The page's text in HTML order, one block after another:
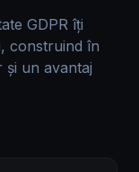
GDPR îți
construind în
și un avantaj